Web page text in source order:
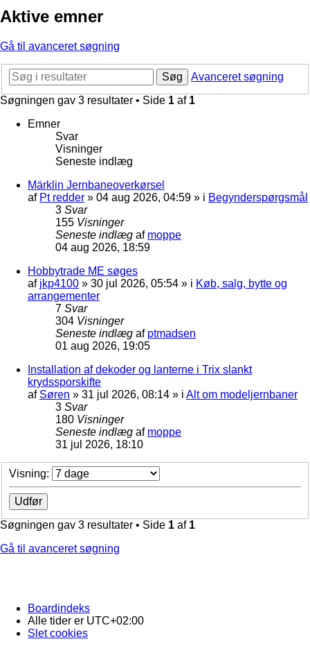
Aktive emner
Gå til avanceret søgning
Søg
Avanceret søgning
Søgningen gav 3 resultater • Side 1 af 1
Emner
Svar
Visninger
Seneste indlæg
Märklin Jernbaneoverkørsel
af Pt redder » 04 aug 2026, 04:59 » i Begynderspørgsmål
3 Svar
155 Visninger
Seneste indlæg af moppe
04 aug 2026, 18:59
Hobbytrade ME søges
af jkp4100 » 30 jul 2026, 05:54 » i Køb, salg, bytte og
arrangementer
7 Svar
304 Visninger
Seneste indlæg af ptmadsen
01 aug 2026, 19:05
Installation af dekoder og lanterne i Trix slankt
krydssporskifte
af Søren » 31 jul 2026, 08:14 » i Alt om modeljernbaner
3 Svar
180 Visninger
Seneste indlæg af moppe
31 jul 2026, 18:10
Visning:
Søgningen gav 3 resultater • Side 1 af 1
Gå til avanceret søgning
Boardindeks
Alle tider er UTC+02:00
Slet cookies